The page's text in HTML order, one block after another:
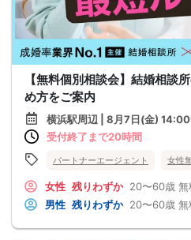
【無料個別相談会】結婚相談
め方をご案内
横浜駅周辺 | 8月7日(金)
受付終了まで20時間
パートナーエージェント 女性
女性 残りわずか 20〜60歳 無
男性 残りわずか 20〜60歳 無